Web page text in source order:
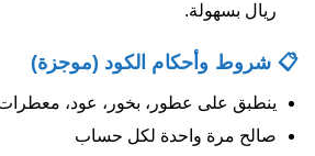
ريال بسهولة.
📋 شروط وأحكام الكود (موجزة)
ينطبق على عطور، بخور، عود،
صالح مرة واحدة لكل حساب